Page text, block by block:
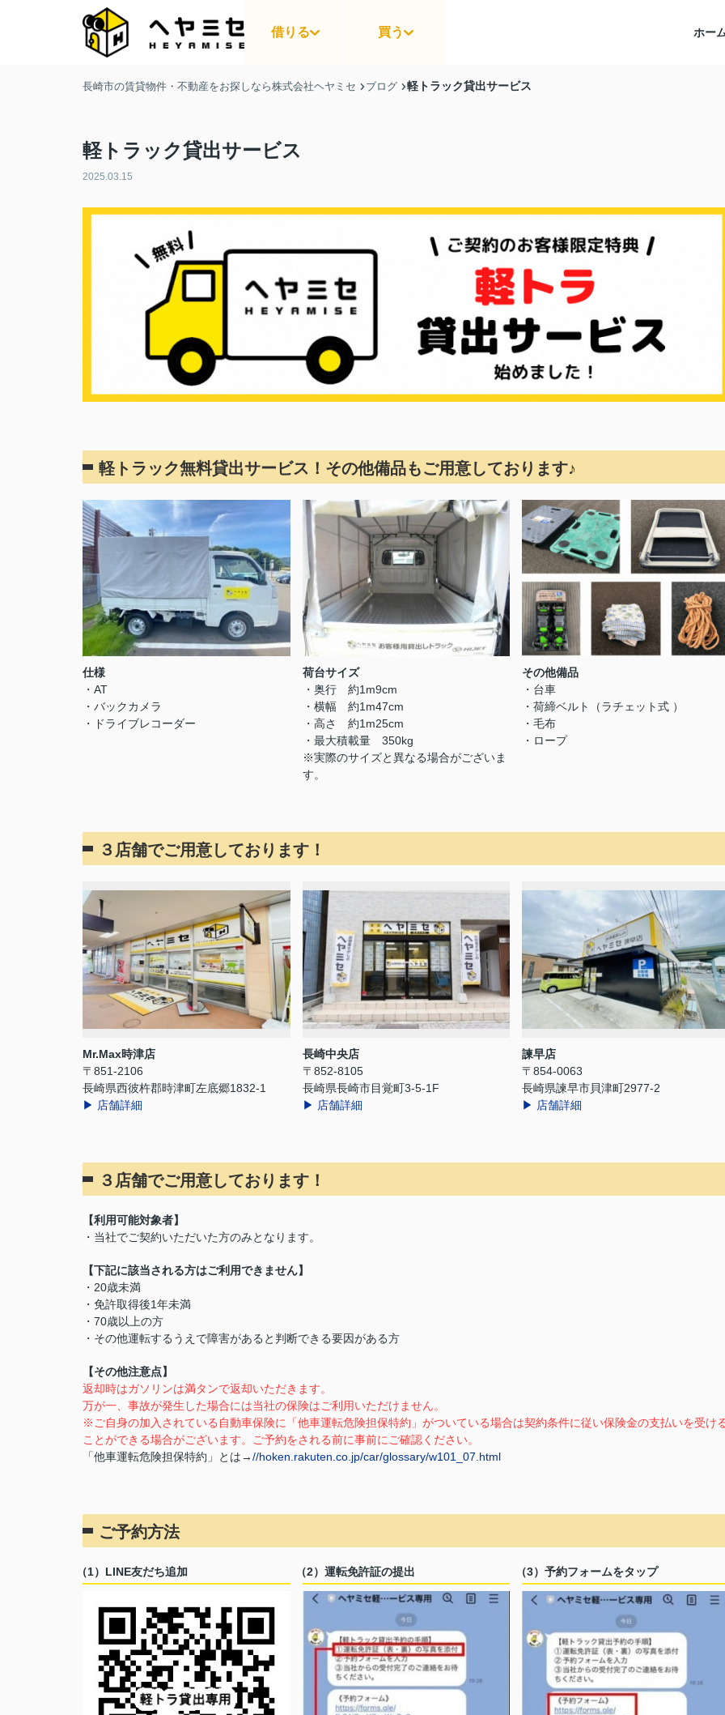
借りる 買う ホー
長崎市の賃貸物件・不動産をお探しなら株式会社ヘヤミセ ブログ 軽トラック貸出サービス
軽トラック貸出サービス
2025.03.15
軽トラック無料貸出サービス！その他備品もご用意しております♪
仕様
・AT
・バックカメラ
・ドライブレコーダー
荷台サイズ
・奥行 約1m9cm
・横幅 約1m47cm
・高さ 約1m25cm
・最大積載量 350kg
※実際のサイズと異なる場合がございま
す。
その他備品
・台車
・荷締ベルト（ラチェット式 ）
・毛布
・ロープ
３店舗でご用意しております！
Mr.Max時津店
〒851-2106
長崎県西彼杵郡時津町左底郷1832-1
▶ 店舗詳細
長崎中央店
〒852-8105
長崎県長崎市目覚町3-5-1F
▶ 店舗詳細
諫早店
〒854-0063
長崎県諫早市貝津町2977-2
▶ 店舗詳細
３店舗でご用意しております！
【利用可能対象者】
・当社でご契約いただいた方のみとなります。
【下記に該当される方はご利用できません】
・20歳未満
・免許取得後1年未満
・70歳以上の方
・その他運転するうえで障害があると判断できる要因がある方
【その他注意点】
返却時はガソリンは満タンで返却いただきます。
万が一、事故が発生した場合には当社の保険はご利用いただけません。
※ご自身の加入されている自動車保険に「他車運転危険担保特約」がついている場合は契約条件に従い保険金の支払いを受け
ことができる場合がございます。ご予約をされる前に事前にご確認ください。
「他車運転危険担保特約」とは→//hoken.rakuten.co.jp/car/glossary/w101_07.html
ご予約方法
（1）LINE友だち追加 （2）運転免許証の提出 （3）予約フォームをタップ